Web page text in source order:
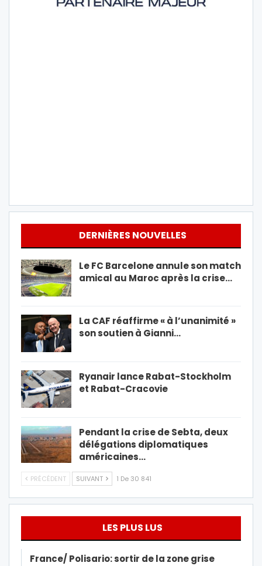
DERNIÈRES NOUVELLES
Le FC Barcelone annule son match
amical au Maroc après la crise…
La CAF réaffirme « à l’unanimité »
son soutien à Gianni…
Ryanair lance Rabat-Stockholm
et Rabat-Cracovie
Pendant la crise de Sebta, deux
délégations diplomatiques
américaines…
PRÉCÉDENT SUIVANT 1 De 30 841
LES PLUS LUS
France/ Polisario: sortir de la zone grise